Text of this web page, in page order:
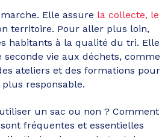
Elle assure la collecte, le
territoire. Pour aller plus loin,
habitants à la qualité du tri. Elle
vie aux déchets, comme
ateliers et des formations pour
responsable.
un sac ou non ? Comment
fréquentes et essentielles